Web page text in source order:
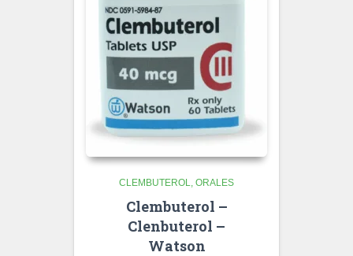
CLEMBUTEROL ORALES
Clembuterol –
Clenbuterol –
Watson